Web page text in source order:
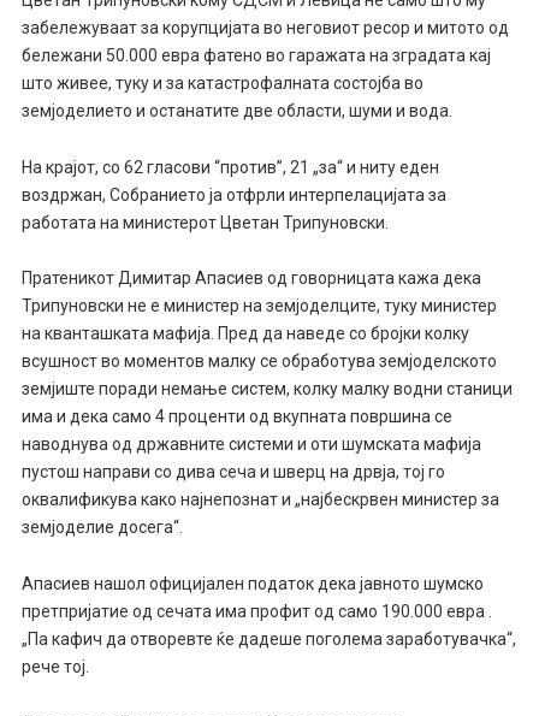
забележуваат за корупцијата во неговиот ресор и митото од
бележани 50.000 евра фатено во гаражата на зградата кај
што живее, туку и за катастрофалната состојба во
земјоделието и останатите две области, шуми и вода.
На крајот, со 62 гласови “против”, 21 „за“ и ниту еден
воздржан, Собранието ја отфрли интерпелацијата за
работата на министерот Цветан Трипуновски.
Пратеникот Димитар Апасиев од говорницата кажа дека
Трипуновски не е министер на земјоделците, туку министер
на кванташката мафија. Пред да наведе со бројки колку
всушност во моментов малку се обработува земјоделското
земјиште поради немање систем, колку малку водни станици
има и дека само 4 проценти од вкупната површина се
наводнува од државните системи и оти шумската мафија
пустош направи со дива сеча и шверц на дрвја, тој го
оквалификува како најнепознат и „најбескрвен министер за
земјоделие досега“.
Апасиев нашол официјален податок дека јавното шумско
претпријатие од сечата има профит од само 190.000 евра .
„Па кафич да отворевте ќе дадеше поголема заработувачка“,
рече тој.